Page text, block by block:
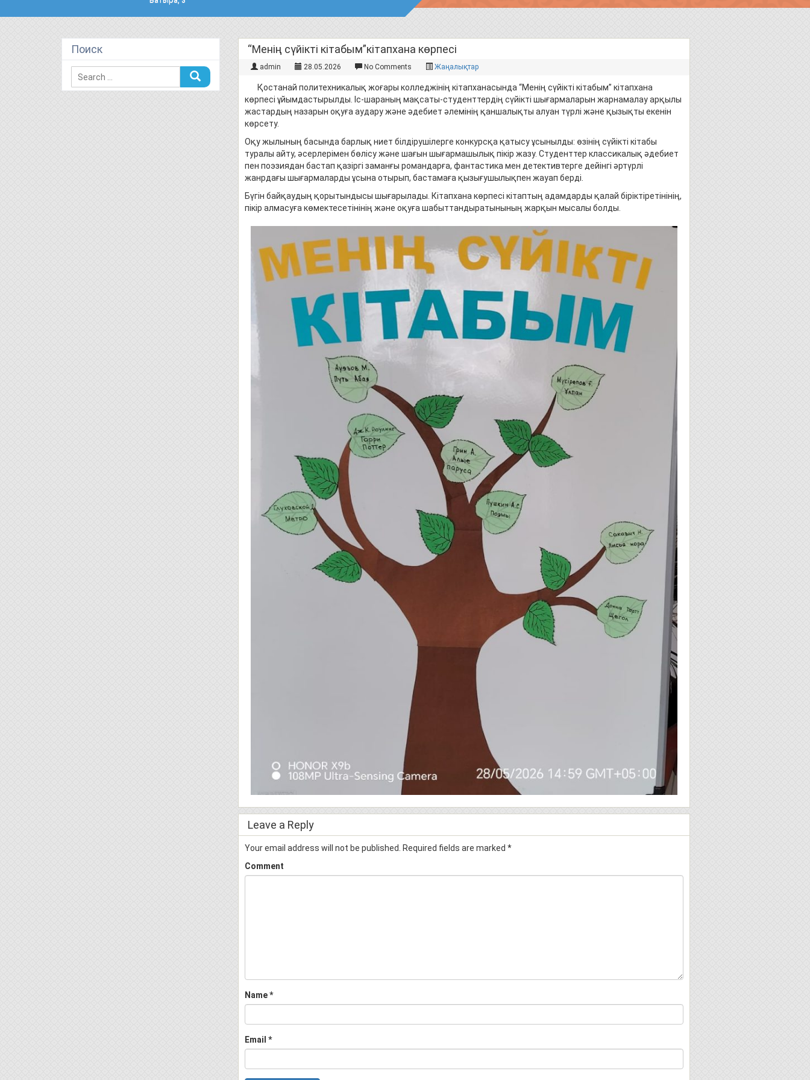
“Менің сүйікті кітабым”кітапхана көрпесі
admin 28.05.2026 No Comments Жаңалықтар
Қостанай политехникалық жоғары колледжінің кітапханасында “Менің сүйікті кітабым” кітапхана
көрпесі ұйымдастырылды. Іс-шараның мақсаты-студенттердің сүйікті шығармаларын жарнамалау арқылы
жастардың назарын оқуға аудару және әдебиет әлемінің қаншалықты алуан түрлі және қызықты екенін
көрсету.
Оқу жылының басында барлық ниет білдірушілерге конкурсқа қатысу ұсынылды: өзінің сүйікті кітабы
туралы айту, әсерлерімен бөлісу және шағын шығармашылық пікір жазу. Студенттер классикалық әдебиет
пен поэзиядан бастап қазіргі заманғы романдарға, фантастика мен детективтерге дейінгі әртүрлі
жанрдағы шығармаларды ұсына отырып, бастамаға қызығушылықпен жауап берді.
Бүгін байқаудың қорытындысы шығарылады. Кітапхана көрпесі кітаптың адамдарды қалай біріктіретінінің,
пікір алмасуға көмектесетінінің және оқуға шабыттандыратынының жарқын мысалы болды.
Leave a Reply
Your email address will not be published. Required fields are marked *
Comment
Name*
Email *
Поиск